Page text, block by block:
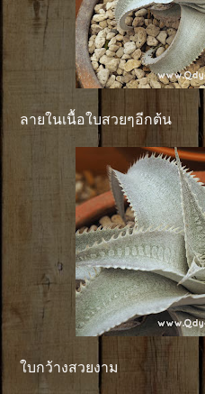
ลายในเนื้อใบสวยๆอีกต้น
ใบกว้างสวยงาม